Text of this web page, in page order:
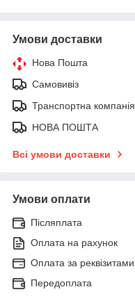
Умови доставки
Нова Пошта
Самовивіз
Транспортна компанія
НОВА ПОШТА
Всі умови доставки
Умови оплати
Післяплата
Оплата на рахунок
Оплата за реквізитами
Передоплата